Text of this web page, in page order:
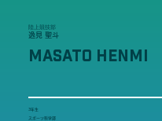
陸上競技部
逸見 聖斗
MASATO HENMI
3年生
スポーツ科学部